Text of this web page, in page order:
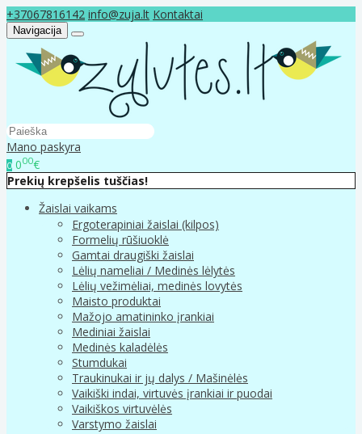
+37067816142 info@zuja.lt Kontaktai
Navigacija
Mano paskyra
0 000€
Prekių krepšelis tuščias!
Žaislai vaikams
Ergoterapiniai žaislai (kilpos)
Formelių rūšiuoklė
Gamtai draugiški žaislai
Lėlių nameliai / Medinės lėlytės
Lėlių vežimėliai, medinės lovytės
Maisto produktai
Mažojo amatininko įrankiai
Mediniai žaislai
Medinės kaladėlės
Stumdukai
Traukinukai ir jų dalys / Mašinėlės
Vaikiški indai, virtuvės įrankiai ir puodai
Vaikiškos virtuvėlės
Varstymo žaislai